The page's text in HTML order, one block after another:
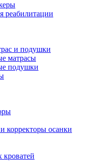
реабилитации
и подушки
матрасы
подушки
корректоры осанки